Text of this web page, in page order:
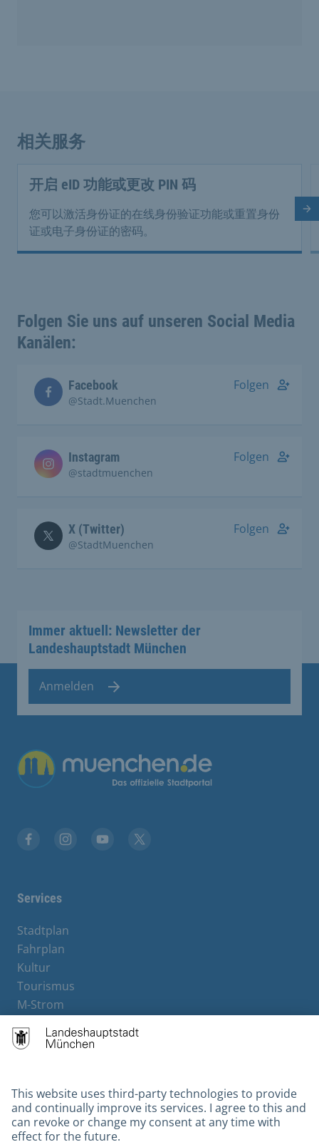
相关服务
开启 eID 功能或更改 PIN 码
您可以激活身份证的在线身份验证功能或重置身份
证或电子身份证的密码。
Folgen Sie uns auf unseren Social Media
Kanälen:
Facebook
@Stadt.Muenchen
Folgen
Instagram
@stadtmuenchen
Folgen
X (Twitter)
@StadtMuenchen
Folgen
Immer aktuell: Newsletter der
Landeshauptstadt München
Anmelden
Übergreifende Links
Services
Stadtplan
Fahrplan
Kultur
Tourismus
M-Strom
Hotels
Contact
Barrierefreiheit
Leichte Sprache